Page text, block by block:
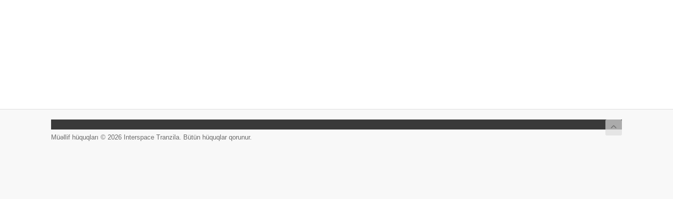
Müəllif hüquqları © 2026 Interspace Tranzila. Bütün hüquqlar qorunur.